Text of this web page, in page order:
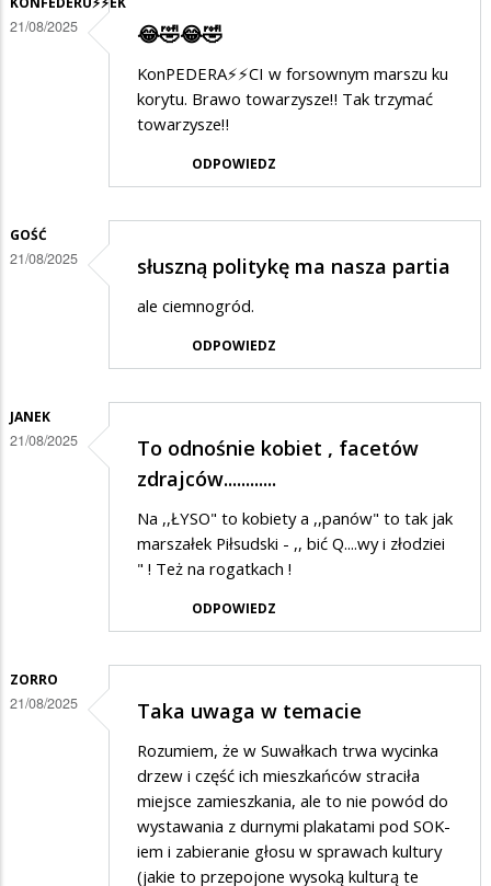
odpowiedzi
na
:)
21/08/2025 😂🤣😂🤣
KonPEDERA⚡️⚡️CI w forsownym marszu ku
korytu. Brawo towarzysze‼️ Tak trzymać
towarzysze‼️
ODPOWIEDZ
GOŚĆ
21/08/2025 słuszną politykę ma nasza partia
ale ciemnogród.
ODPOWIEDZ
JANEK
21/08/2025
To odnośnie kobiet , facetów
zdrajców............
Na ,,ŁYSO" to kobiety a ,,panów" to tak jak
marszałek Piłsudski - ,, bić Q....wy i złodziei
" ! Też na rogatkach !
ODPOWIEDZ
ZORRO
21/08/2025 Taka uwaga w temacie
Rozumiem, że w Suwałkach trwa wycinka
drzew i część ich mieszkańców straciła
miejsce zamieszkania, ale to nie powód do
wystawania z durnymi plakatami pod SOK-
iem i zabieranie głosu w sprawach kultury
(jakie to przepojone wysoką kulturą te